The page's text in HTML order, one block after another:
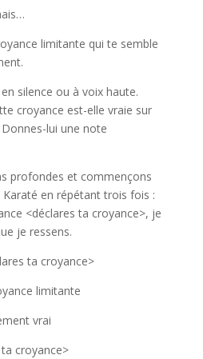
limitante qui te semble
silence ou à voix haute.
croyance est-elle vraie sur
lui une note
profondes et commençons
en répétant trois fois :
<déclares ta croyance>, je
je ressens.
ta croyance>
limitante
vrai
croyance>